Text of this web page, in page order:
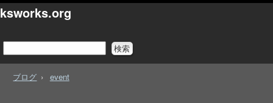
ksworks.org
ブログ event